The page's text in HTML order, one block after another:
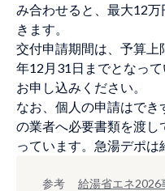
み合わせると、最大12
きます。
交付申請期間は、予算
年12月31日までとなっ
お申し込みください。
なお、個人の申請はで
の業者へ必要書類を渡し
っています。急湯デポは
参考
給湯省エネ2026